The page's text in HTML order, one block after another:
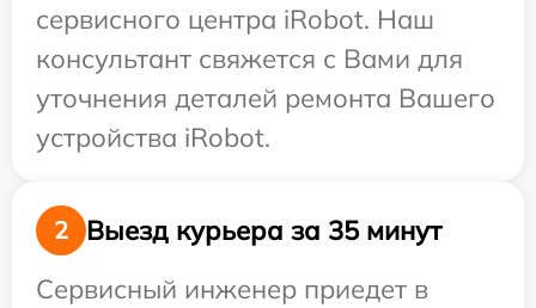
сервисного центра iRobot. Наш
консультант свяжется с Вами для
уточнения деталей ремонта Вашего
устройства iRobot.
2
Выезд курьера за 35 минут
Сервисный инженер приедет в